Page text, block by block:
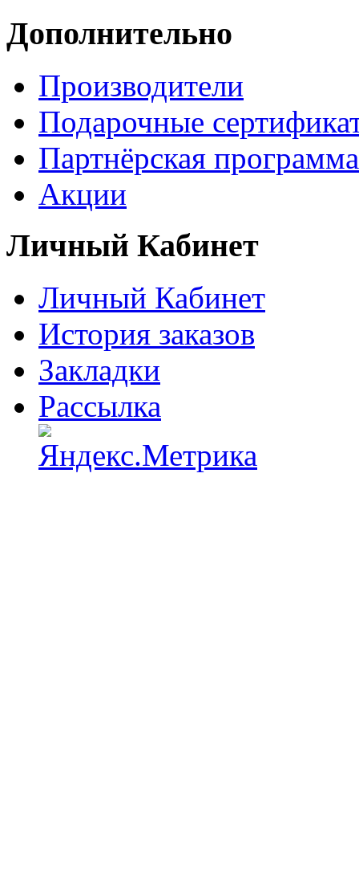
Дополнительно
Производители
Подарочные
Партнёрская программа
Акции
Личный Кабинет
Личный Кабинет
История заказов
Закладки
Рассылка